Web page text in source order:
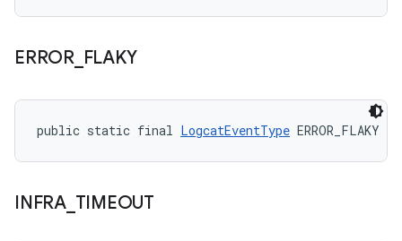
ERROR_ FLAKY
public static final LogcatEventType ERROR_FLAKY
INFRA_ TIMEOUT